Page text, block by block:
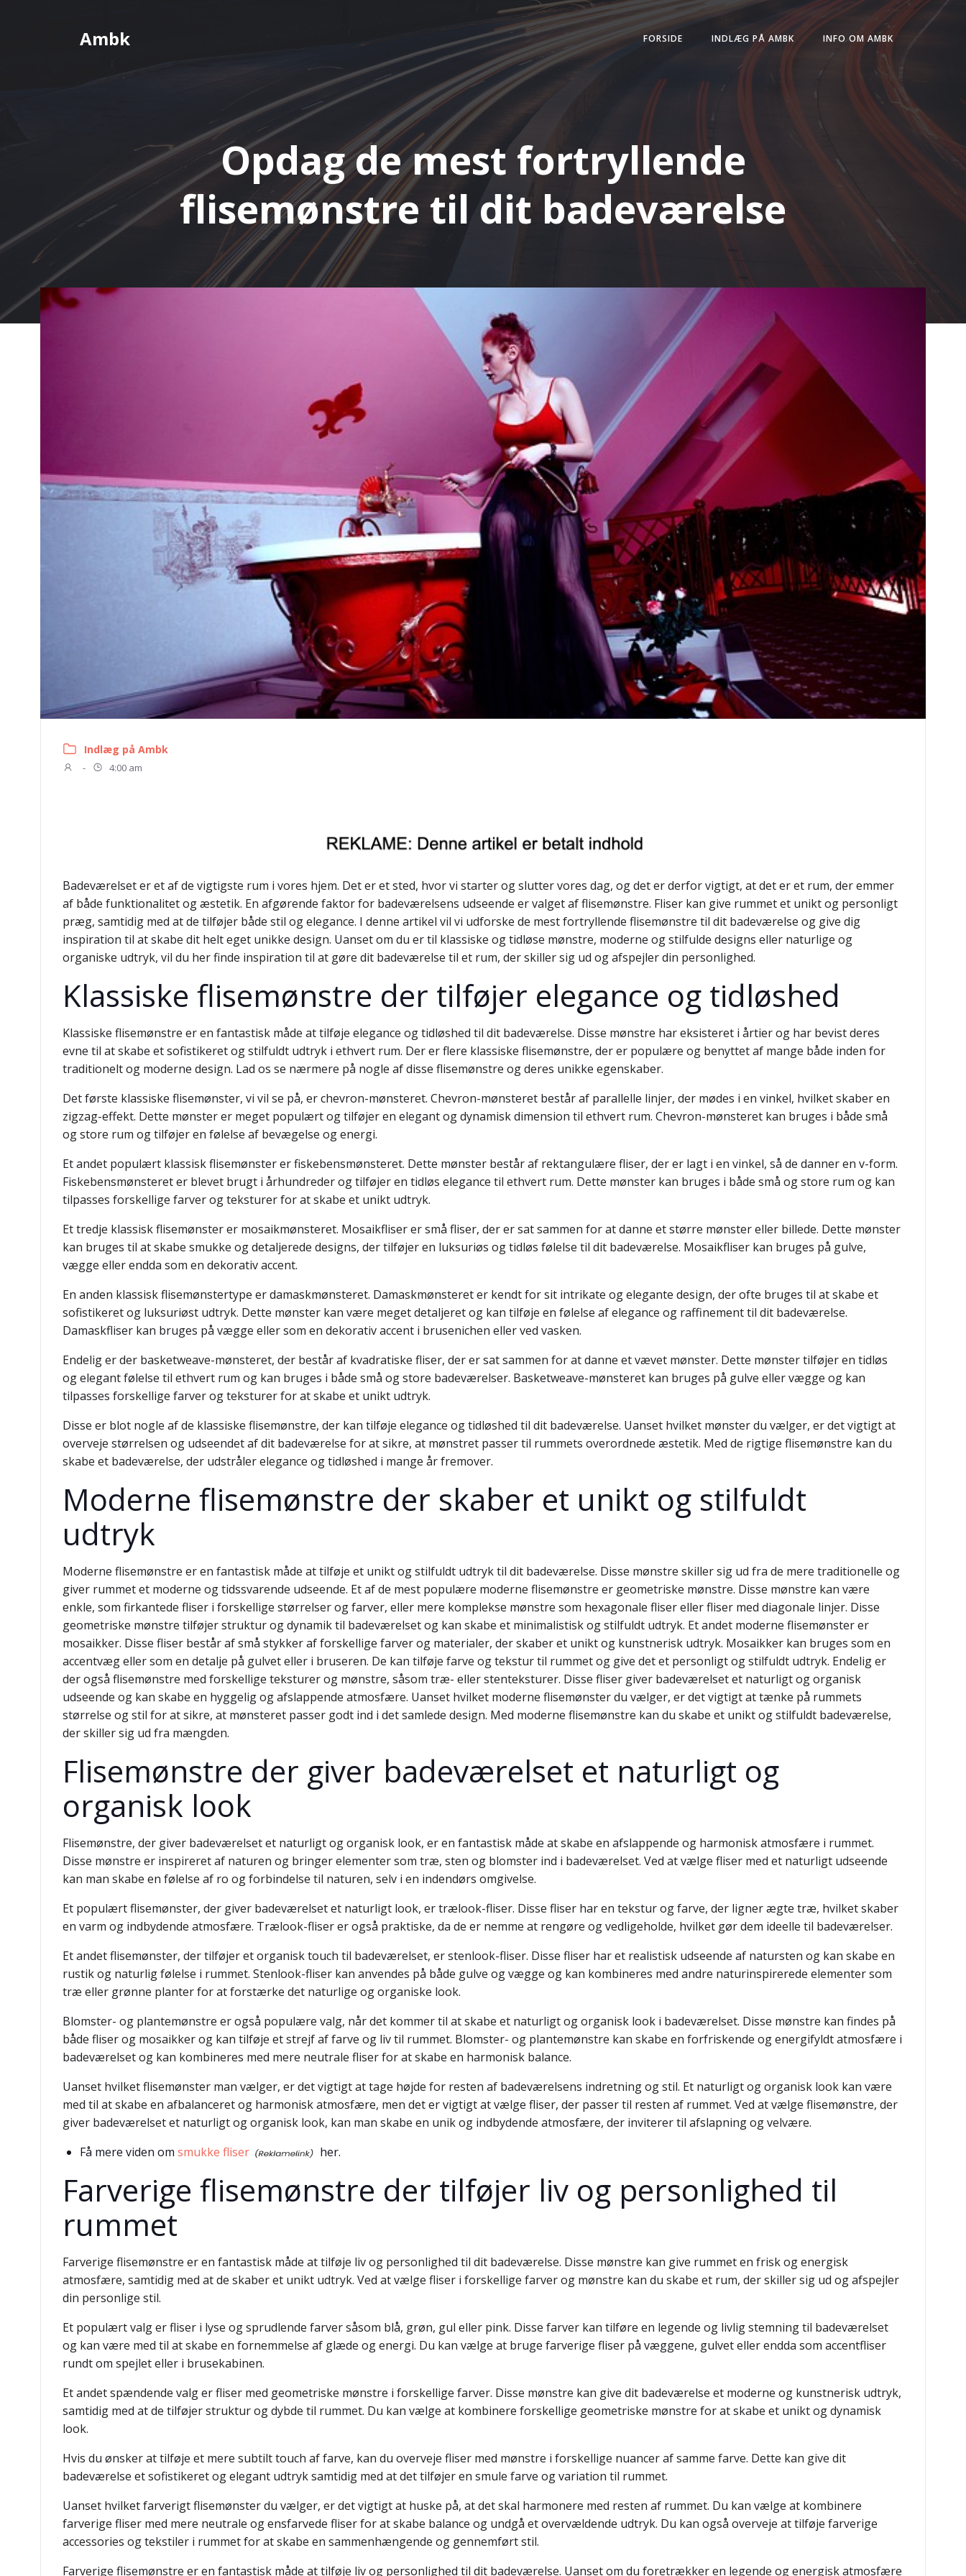
Ambk FORSIDE INDLÆG PÅ AMBK INFO OM AMBK
Opdag de mest fortryllende
flisemønstre til dit badeværelse
Indlæg på Ambk
- 4:00 am
Badeværelset er et af de vigtigste rum i vores hjem. Det er et sted, hvor vi starter og slutter vores dag, og det er derfor vigtigt, at det er et rum, der emmer
af både funktionalitet og æstetik. En afgørende faktor for badeværelsens udseende er valget af flisemønstre. Fliser kan give rummet et unikt og personligt
præg, samtidig med at de tilføjer både stil og elegance. I denne artikel vil vi udforske de mest fortryllende flisemønstre til dit badeværelse og give dig
inspiration til at skabe dit helt eget unikke design. Uanset om du er til klassiske og tidløse mønstre, moderne og stilfulde designs eller naturlige og
organiske udtryk, vil du her finde inspiration til at gøre dit badeværelse til et rum, der skiller sig ud og afspejler din personlighed.
Klassiske flisemønstre der tilføjer elegance og tidløshed
Klassiske flisemønstre er en fantastisk måde at tilføje elegance og tidløshed til dit badeværelse. Disse mønstre har eksisteret i årtier og har bevist deres
evne til at skabe et sofistikeret og stilfuldt udtryk i ethvert rum. Der er flere klassiske flisemønstre, der er populære og benyttet af mange både inden for
traditionelt og moderne design. Lad os se nærmere på nogle af disse flisemønstre og deres unikke egenskaber.
Det første klassiske flisemønster, vi vil se på, er chevron-mønsteret. Chevron-mønsteret består af parallelle linjer, der mødes i en vinkel, hvilket skaber en
zigzag-effekt. Dette mønster er meget populært og tilføjer en elegant og dynamisk dimension til ethvert rum. Chevron-mønsteret kan bruges i både små
og store rum og tilføjer en følelse af bevægelse og energi.
Et andet populært klassisk flisemønster er fiskebensmønsteret. Dette mønster består af rektangulære fliser, der er lagt i en vinkel, så de danner en v-form.
Fiskebensmønsteret er blevet brugt i århundreder og tilføjer en tidløs elegance til ethvert rum. Dette mønster kan bruges i både små og store rum og kan
tilpasses forskellige farver og teksturer for at skabe et unikt udtryk.
Et tredje klassisk flisemønster er mosaikmønsteret. Mosaikfliser er små fliser, der er sat sammen for at danne et større mønster eller billede. Dette mønster
kan bruges til at skabe smukke og detaljerede designs, der tilføjer en luksuriøs og tidløs følelse til dit badeværelse. Mosaikfliser kan bruges på gulve,
vægge eller endda som en dekorativ accent.
En anden klassisk flisemønstertype er damaskmønsteret. Damaskmønsteret er kendt for sit intrikate og elegante design, der ofte bruges til at skabe et
sofistikeret og luksuriøst udtryk. Dette mønster kan være meget detaljeret og kan tilføje en følelse af elegance og raffinement til dit badeværelse.
Damaskfliser kan bruges på vægge eller som en dekorativ accent i brusenichen eller ved vasken.
Endelig er der basketweave-mønsteret, der består af kvadratiske fliser, der er sat sammen for at danne et vævet mønster. Dette mønster tilføjer en tidløs
og elegant følelse til ethvert rum og kan bruges i både små og store badeværelser. Basketweave-mønsteret kan bruges på gulve eller vægge og kan
tilpasses forskellige farver og teksturer for at skabe et unikt udtryk.
Disse er blot nogle af de klassiske flisemønstre, der kan tilføje elegance og tidløshed til dit badeværelse. Uanset hvilket mønster du vælger, er det vigtigt at
overveje størrelsen og udseendet af dit badeværelse for at sikre, at mønstret passer til rummets overordnede æstetik. Med de rigtige flisemønstre kan du
skabe et badeværelse, der udstråler elegance og tidløshed i mange år fremover.
Moderne flisemønstre der skaber et unikt og stilfuldt
udtryk
Moderne flisemønstre er en fantastisk måde at tilføje et unikt og stilfuldt udtryk til dit badeværelse. Disse mønstre skiller sig ud fra de mere traditionelle og
giver rummet et moderne og tidssvarende udseende. Et af de mest populære moderne flisemønstre er geometriske mønstre. Disse mønstre kan være
enkle, som firkantede fliser i forskellige størrelser og farver, eller mere komplekse mønstre som hexagonale fliser eller fliser med diagonale linjer. Disse
geometriske mønstre tilføjer struktur og dynamik til badeværelset og kan skabe et minimalistisk og stilfuldt udtryk. Et andet moderne flisemønster er
mosaikker. Disse fliser består af små stykker af forskellige farver og materialer, der skaber et unikt og kunstnerisk udtryk. Mosaikker kan bruges som en
accentvæg eller som en detalje på gulvet eller i bruseren. De kan tilføje farve og tekstur til rummet og give det et personligt og stilfuldt udtryk. Endelig er
der også flisemønstre med forskellige teksturer og mønstre, såsom træ- eller stenteksturer. Disse fliser giver badeværelset et naturligt og organisk
udseende og kan skabe en hyggelig og afslappende atmosfære. Uanset hvilket moderne flisemønster du vælger, er det vigtigt at tænke på rummets
størrelse og stil for at sikre, at mønsteret passer godt ind i det samlede design. Med moderne flisemønstre kan du skabe et unikt og stilfuldt badeværelse,
der skiller sig ud fra mængden.
Flisemønstre der giver badeværelset et naturligt og
organisk look
Flisemønstre, der giver badeværelset et naturligt og organisk look, er en fantastisk måde at skabe en afslappende og harmonisk atmosfære i rummet.
Disse mønstre er inspireret af naturen og bringer elementer som træ, sten og blomster ind i badeværelset. Ved at vælge fliser med et naturligt udseende
kan man skabe en følelse af ro og forbindelse til naturen, selv i en indendørs omgivelse.
Et populært flisemønster, der giver badeværelset et naturligt look, er trælook-fliser. Disse fliser har en tekstur og farve, der ligner ægte træ, hvilket skaber
en varm og indbydende atmosfære. Trælook-fliser er også praktiske, da de er nemme at rengøre og vedligeholde, hvilket gør dem ideelle til badeværelser.
Et andet flisemønster, der tilføjer et organisk touch til badeværelset, er stenlook-fliser. Disse fliser har et realistisk udseende af natursten og kan skabe en
rustik og naturlig følelse i rummet. Stenlook-fliser kan anvendes på både gulve og vægge og kan kombineres med andre naturinspirerede elementer som
træ eller grønne planter for at forstærke det naturlige og organiske look.
Blomster- og plantemønstre er også populære valg, når det kommer til at skabe et naturligt og organisk look i badeværelset. Disse mønstre kan findes på
både fliser og mosaikker og kan tilføje et strejf af farve og liv til rummet. Blomster- og plantemønstre kan skabe en forfriskende og energifyldt atmosfære i
badeværelset og kan kombineres med mere neutrale fliser for at skabe en harmonisk balance.
Uanset hvilket flisemønster man vælger, er det vigtigt at tage højde for resten af badeværelsens indretning og stil. Et naturligt og organisk look kan være
med til at skabe en afbalanceret og harmonisk atmosfære, men det er vigtigt at vælge fliser, der passer til resten af rummet. Ved at vælge flisemønstre, der
giver badeværelset et naturligt og organisk look, kan man skabe en unik og indbydende atmosfære, der inviterer til afslapning og velvære.
Få mere viden om smukke fliser her.
Farverige flisemønstre der tilføjer liv og personlighed til
rummet
Farverige flisemønstre er en fantastisk måde at tilføje liv og personlighed til dit badeværelse. Disse mønstre kan give rummet en frisk og energisk
atmosfære, samtidig med at de skaber et unikt udtryk. Ved at vælge fliser i forskellige farver og mønstre kan du skabe et rum, der skiller sig ud og afspejler
din personlige stil.
Et populært valg er fliser i lyse og sprudlende farver såsom blå, grøn, gul eller pink. Disse farver kan tilføre en legende og livlig stemning til badeværelset
og kan være med til at skabe en fornemmelse af glæde og energi. Du kan vælge at bruge farverige fliser på væggene, gulvet eller endda som accentfliser
rundt om spejlet eller i brusekabinen.
Et andet spændende valg er fliser med geometriske mønstre i forskellige farver. Disse mønstre kan give dit badeværelse et moderne og kunstnerisk udtryk,
samtidig med at de tilføjer struktur og dybde til rummet. Du kan vælge at kombinere forskellige geometriske mønstre for at skabe et unikt og dynamisk
look.
Hvis du ønsker at tilføje et mere subtilt touch af farve, kan du overveje fliser med mønstre i forskellige nuancer af samme farve. Dette kan give dit
badeværelse et sofistikeret og elegant udtryk samtidig med at det tilføjer en smule farve og variation til rummet.
Uanset hvilket farverigt flisemønster du vælger, er det vigtigt at huske på, at det skal harmonere med resten af rummet. Du kan vælge at kombinere
farverige fliser med mere neutrale og ensfarvede fliser for at skabe balance og undgå et overvældende udtryk. Du kan også overveje at tilføje farverige
accessories og tekstiler i rummet for at skabe en sammenhængende og gennemført stil.
Farverige flisemønstre er en fantastisk måde at tilføje liv og personlighed til dit badeværelse. Uanset om du foretrækker en legende og energisk atmosfære